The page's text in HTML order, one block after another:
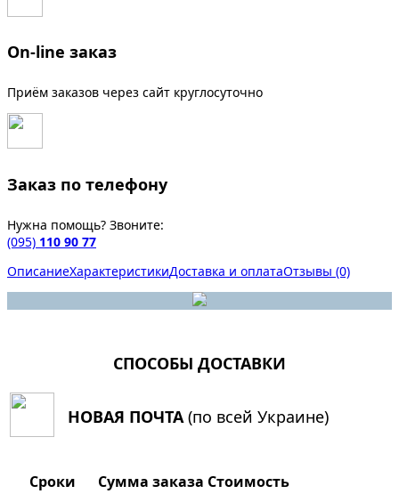
On-line заказ
Приём заказов через сайт круглосуточно
Заказ по телефону
Нужна помощь? Звоните:
(095) 110 90 77
ОписаниеХарактеристикиДоставка и оплатаОтзывы (0)
СПОСОБЫ ДОСТАВКИ
НОВАЯ ПОЧТА(по всей Украине)
Сроки Сумма заказа Стоимость